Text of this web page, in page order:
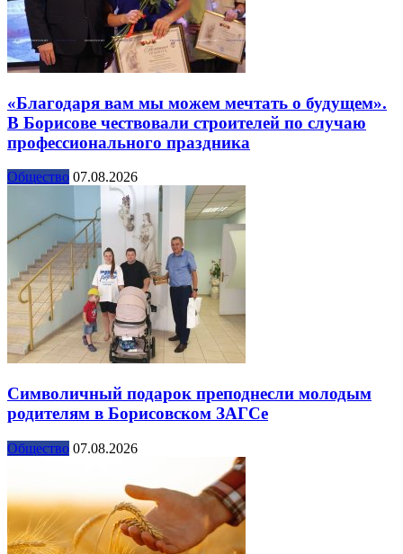
«Благодаря вам мы можем мечтать о будущем».
В Борисове чествовали строителей по случаю
профессионального праздника
Общество 07.08.2026
Символичный подарок преподнесли молодым
родителям в Борисовском ЗАГСе
Общество 07.08.2026